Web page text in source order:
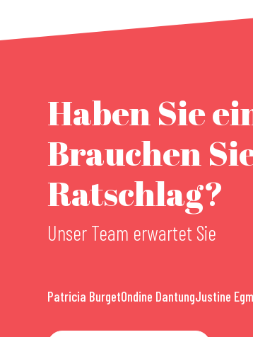
Haben Sie
Brauchen
Ratschlag?
Unser Team erwartet Sie
Patricia BurgetOndine DantungJustine